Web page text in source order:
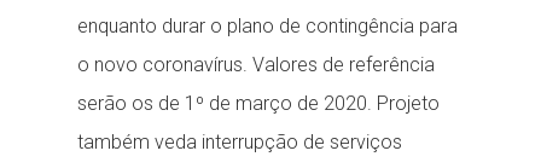
enquanto durar o plano de contingência para
o novo coronavírus. Valores de referência
serão os de 1º de março de 2020. Projeto
também veda interrupção de serviços